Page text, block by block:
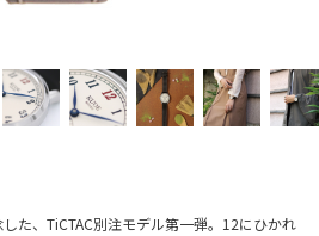
た、TiCTAC別注モデル第一弾。12にひかれ